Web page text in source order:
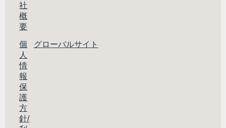
社
概
要
個
人
情
報
保
護
方
針/
グローバルサイト